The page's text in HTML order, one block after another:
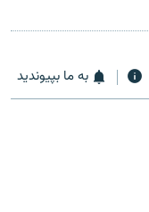
به ما بپیوندید